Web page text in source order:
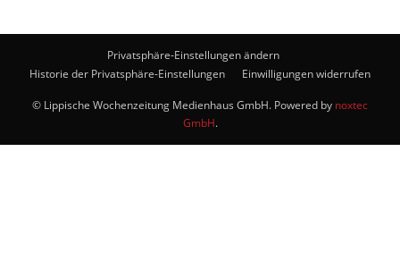
Privatsphäre-Einstellungen ändern
Historie der Privatsphäre-Einstellungen
Einwilligungen widerrufen
© Lippische Wochenzeitung Medienhaus GmbH. Powered by noxtec
GmbH.